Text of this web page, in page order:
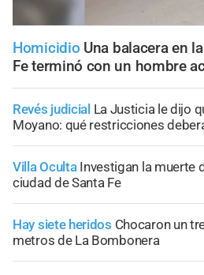
Homicidio Una balacera en
Fe terminó con un hombre
Revés judicial La Justicia le dijo
Moyano: qué restricciones
Villa Oculta Investigan la muerte
ciudad de Santa Fe
Hay siete heridos Chocaron un
metros de La Bombonera